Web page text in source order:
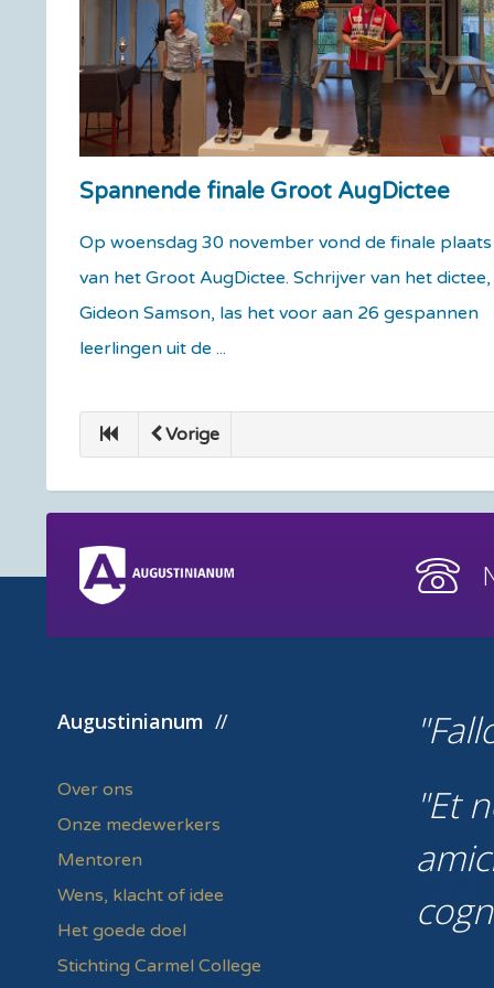
Spannende finale Groot AugDictee
Op woensdag 30 november vond de finale plaats
van het Groot AugDictee. Schrijver van het dictee,
Gideon Samson, las het voor aan 26 gespannen
leerlingen uit de ...
Vorige
Augustinianum
Over ons
Onze medewerkers
Mentoren
Wens, klacht of idee
Het goede doel
Stichting Carmel College
Et